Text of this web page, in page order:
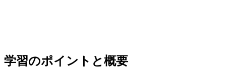
学習のポイントと概要